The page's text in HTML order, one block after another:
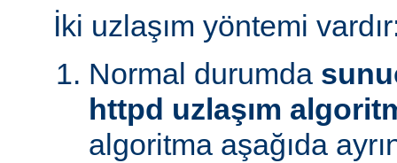
İki uzlaşım yöntemi
Normal durumda
httpd uzlaşım
algoritma aşağıda